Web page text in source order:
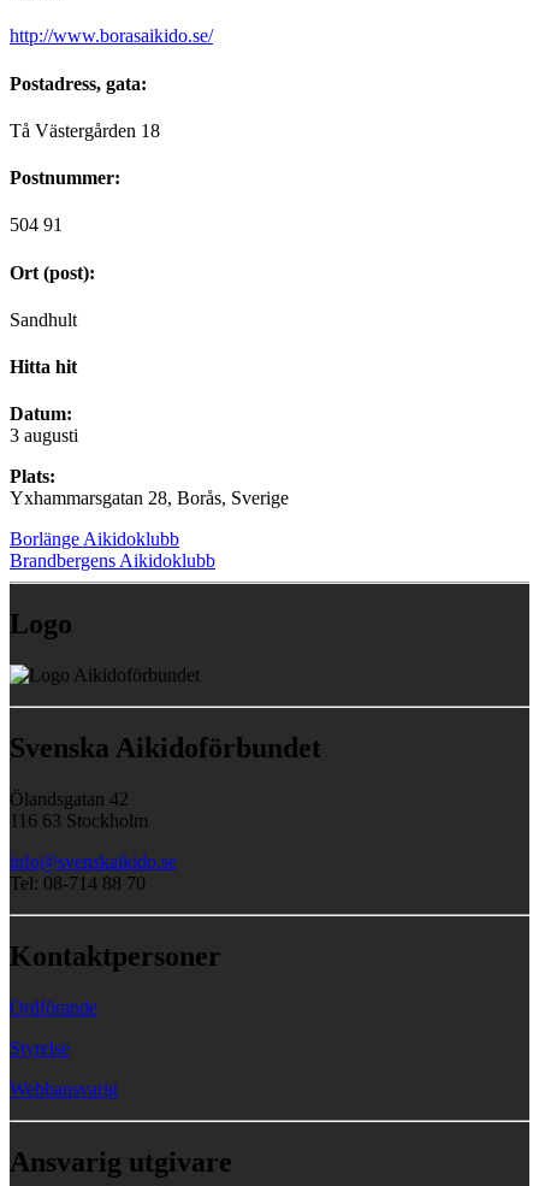
http://www.borasaikido.se/
Postadress, gata:
Tå Västergården 18
Postnummer:
504 91
Ort (post):
Sandhult
Hitta hit
Datum:
3 augusti
Plats:
Yxhammarsgatan 28, Borås, Sverige
Borlänge Aikidoklubb
Brandbergens Aikidoklubb
Logo
Svenska Aikidoförbundet
Ölandsgatan 42
116 63 Stockholm
info@svenskaikido.se
Tel: 08-714 88 70
Kontaktpersoner
Ordförande
Styrelse
Webbansvarig
Ansvarig utgivare